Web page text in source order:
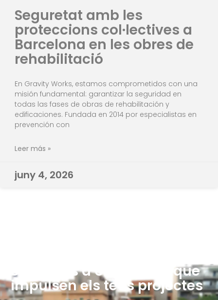
Seguretat amb les
proteccions col·lectives a
Barcelona en les obres de
rehabilitació
En Gravity Works, estamos comprometidos con una
misión fundamental: garantizar la seguridad en
todas las fases de obras de rehabilitación y
edificaciones. Fundada en 2014 por especialistas en
prevención con
Leer más »
juny 4, 2026
Solucions d’enginyeria que
impulsen els teus projectes